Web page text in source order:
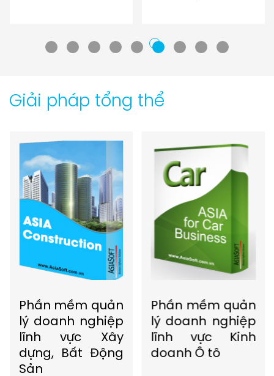
Giải pháp tổng thể
Phần mềm quản
lý doanh nghiệp
lĩnh vực Kinh
doanh Ô tô
Phần mềm quản
lý doanh nghiệp
lĩnh vực Giao
nhận Vận tải